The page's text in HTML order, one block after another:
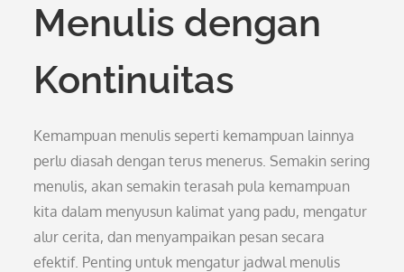
Menulis dengan
Kontinuitas
Kemampuan menulis seperti kemampuan lainnya
perlu diasah dengan terus menerus. Semakin sering
menulis, akan semakin terasah pula kemampuan
kita dalam menyusun kalimat yang padu, mengatur
alur cerita, dan menyampaikan pesan secara
efektif. Penting untuk mengatur jadwal menulis